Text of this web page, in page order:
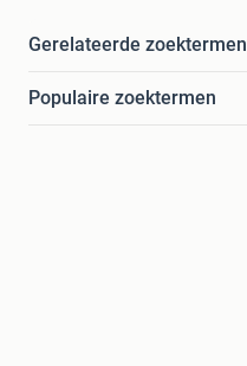
Gerelateerde zoektermen
Populaire zoektermen